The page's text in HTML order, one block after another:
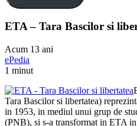
ETA – Tara Bascilor si
Acum 13 ani
ePedia
1 minut
Tara Bascilor si libertatea)
in 1953, in mediul unui grup de
(PNB), si s-a transformat in ETA